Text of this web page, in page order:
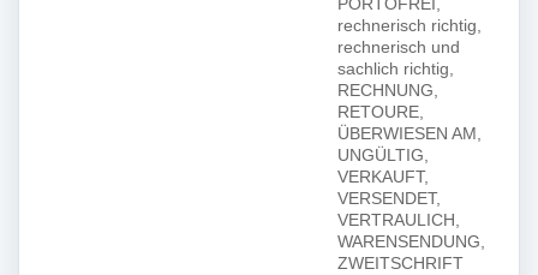
PORTOFREI,
rechnerisch richtig,
rechnerisch und
sachlich richtig,
RECHNUNG,
RETOURE,
ÜBERWIESEN AM,
UNGÜLTIG,
VERKAUFT,
VERSENDET,
VERTRAULICH,
WARENSENDUNG,
ZWEITSCHRIFT